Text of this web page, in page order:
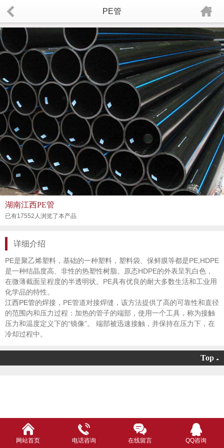
PE管
湖南江西PE管
已有17552人浏览了本产品
详细介绍
PE是聚乙烯塑料，基础的一种塑料，塑料袋、保鲜膜等都是PE,HDPE
是一种结晶度高、非性的热塑性树脂。原态HDPE的外表呈乳白色，
在微薄截面呈程度的半透明状。PE具有优良的耐大多数生活和工业用
化学品的特性。
江西PE管的焊接，PE管道对接焊缝，该方法提供了高的可靠性和直径
的范围内和压力过程：加热的管子的端部，使用一个工具，称为接触
压力和温度定义下的“镜像”。 端部被迅速接触，并保持在压力下，在
冷却过程中。
Top
网站首页 电话咨询 在线留言 QQ咨询